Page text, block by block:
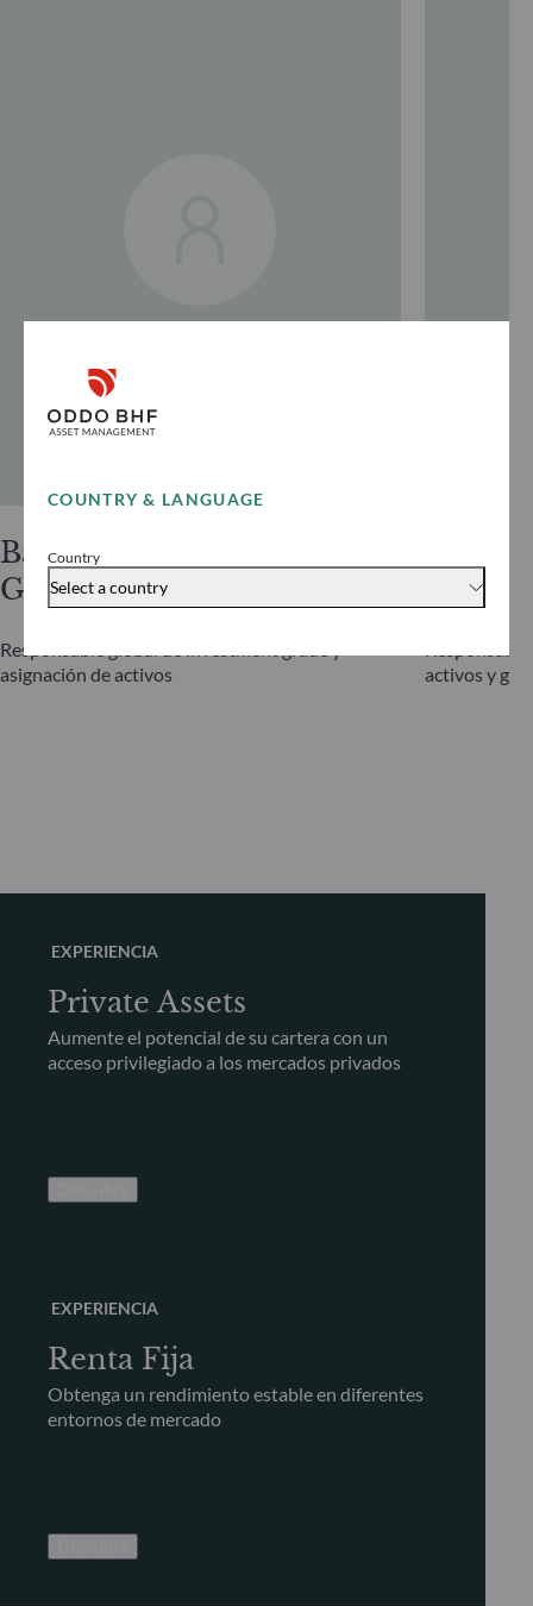
COUNTRY & LANGUAGE
Country
Select a country
Bastian
Gries
Responsable global de investment grade y
asignación de activos
Westen
activos y
EXPERIENCIA
Private Assets
Aumente el potencial de su cartera con un
acceso privilegiado a los mercados privados
EXPERIENCIA
Renta Fija
Obtenga un rendimiento estable en diferentes
entornos de mercado